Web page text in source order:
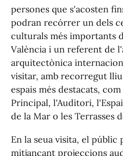
persones que s'acosten
podran recórrer un dels
culturals més importants
València i un referent de
arquitectònica
visitar, amb recorregut
espais més destacats,
Principal, l'Auditori,
de la Mar o les Terrasses
En la seua visita, el
mitjançant projeccions